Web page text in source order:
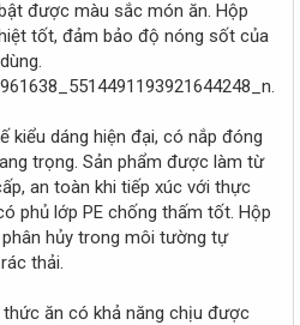
được màu sắc món ăn. Hộp
tốt, đảm bảo độ nóng sốt của
kiểu dáng hiện đại, có nắp đóng
trọng. Sản phẩm được làm từ
an toàn khi tiếp xúc với thực
phủ lớp PE chống thấm tốt. Hộp
hủy trong môi tường tự
thải.
ăn có khả năng chịu được